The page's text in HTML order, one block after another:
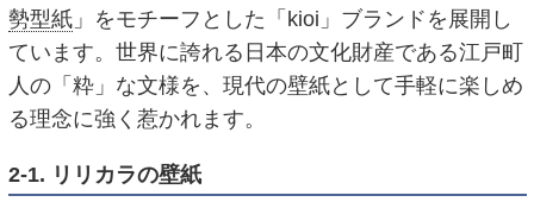
勢型紙」をモチーフとした「kioi」ブランドを展開し
ています。世界に誇れる日本の文化財産である江戸町
人の「粋」な文様を、現代の壁紙として手軽に楽しめ
る理念に強く惹かれます。
2-1. リリカラの壁紙